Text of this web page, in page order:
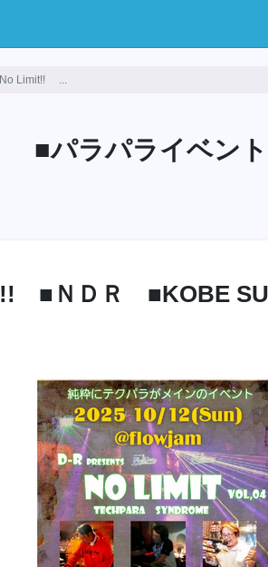
Limit!! ...
■パラパライベン
■ＮＤＲ ■KOBE